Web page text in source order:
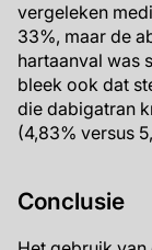
vergeleken
33%, maar de
hartaanval was
bleek ook dat
die dabigatran
(4,83% versus
Conclusie